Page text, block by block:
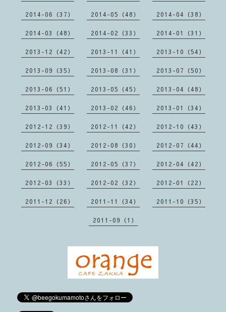
2014-06（37） 2014-05（48） 2014-04（38）
2014-03（48） 2014-02（33） 2014-01（31）
2013-12（42） 2013-11（41） 2013-10（54）
2013-09（35） 2013-08（31） 2013-07（50）
2013-06（51） 2013-05（45） 2013-04（48）
2013-03（41） 2013-02（46） 2013-01（34）
2012-12（39） 2012-11（42） 2012-10（43）
2012-09（34） 2012-08（30） 2012-07（44）
2012-06（55） 2012-05（37） 2012-04（42）
2012-03（33） 2012-02（32） 2012-01（22）
2011-12（26） 2011-11（34） 2011-10（35）
2011-09（1）